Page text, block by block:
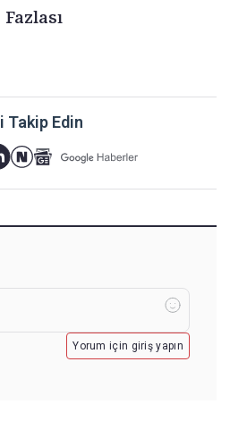
Takip Edin
Yorum için giriş yapın